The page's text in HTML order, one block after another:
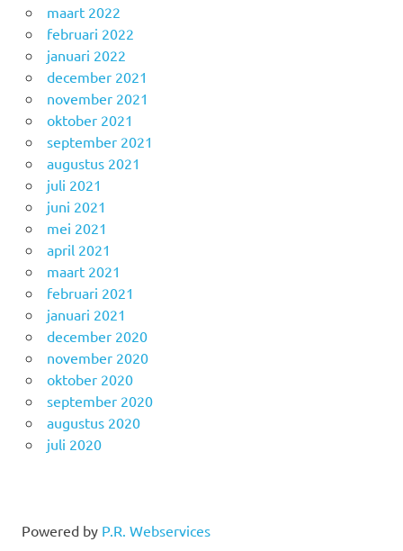
maart 2022
februari 2022
januari 2022
december 2021
november 2021
oktober 2021
september 2021
augustus 2021
juli 2021
juni 2021
mei 2021
april 2021
maart 2021
februari 2021
januari 2021
december 2020
november 2020
oktober 2020
september 2020
augustus 2020
juli 2020
Powered by P.R. Webservices